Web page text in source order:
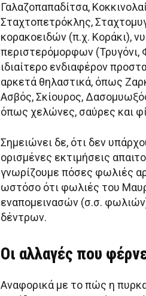
Γαλαζοπαπαδίτσα,
Σταχτοπετρόκλης,
κορακοειδών (π.χ. Κοράκι),
περιστερόμορφων (Τρυγόνι,
ιδιαίτερο ενδιαφέρον
αρκετά θηλαστικά, όπως
Ασβός, Σκίουρος,
όπως χελώνες, σαύρες και
Σημειώνει δε, ότι δεν
ορισμένες εκτιμήσεις
γνωρίζουμε πόσες φωλιές
ωστόσο ότι φωλιές του
εναπομεινασών (σ.σ.
δέντρων.
Οι αλλαγές που
Αναφορικά με το πώς η